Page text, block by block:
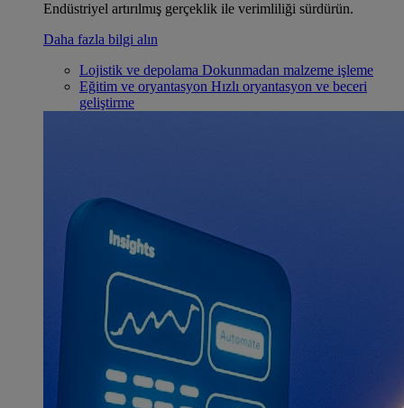
Endüstriyel artırılmış gerçeklik ile verimliliği sürdürün.
Daha fazla bilgi alın
Lojistik ve depolama Dokunmadan malzeme işleme
Eğitim ve oryantasyon Hızlı oryantasyon ve beceri
geliştirme